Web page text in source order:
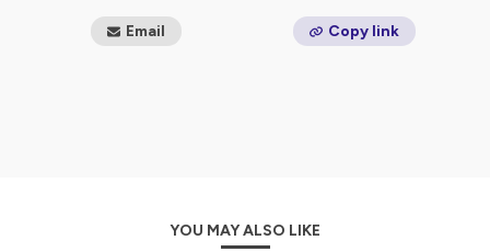
agissent parfois comme des freins invisibles. Mon rôle :
Email Copy link
YOU MAY ALSO LIKE